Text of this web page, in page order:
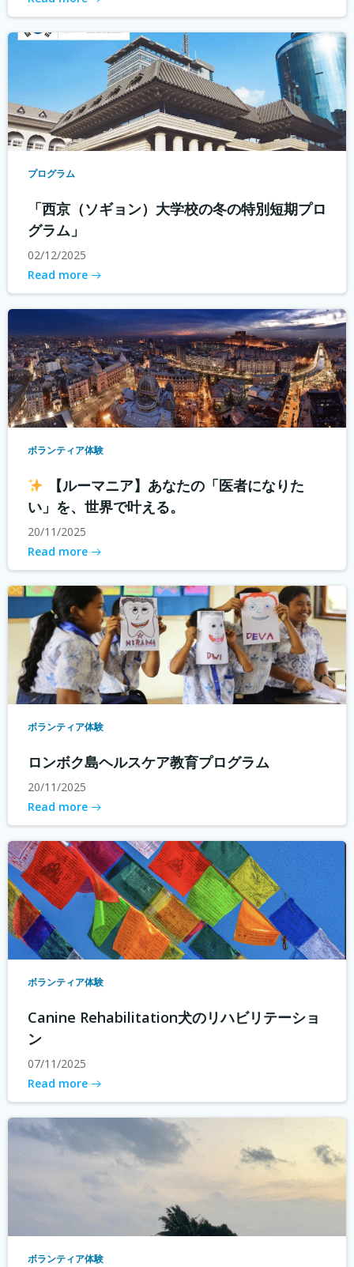
プログラム
「西京（ソギョン）大学校の冬の特別短期プロ
グラム」
02/12/2025
Read more
ボランティア体験
【ルーマニア】あなたの「医者になりた
い」を、世界で叶える。
20/11/2025
Read more
ボランティア体験
ロンボク島ヘルスケア教育プログラム
20/11/2025
Read more
ボランティア体験
Canine Rehabilitation犬のリハビリテーショ
ン
07/11/2025
Read more
ボランティア体験